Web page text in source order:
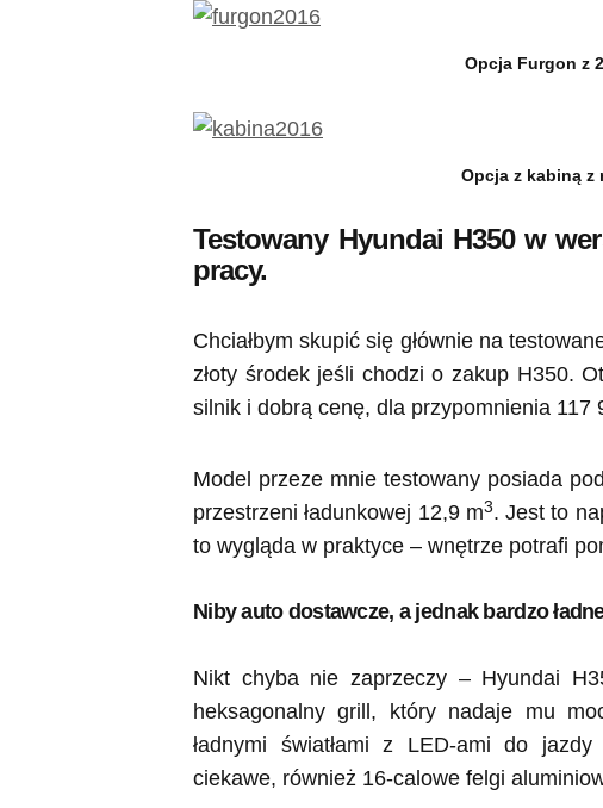
Opcja Furgon z
Opcja z kabiną z
Testowany Hyundai H350 w
pracy.
Chciałbym skupić się głównie na
złoty środek jeśli chodzi o zakup H350.
silnik i dobrą cenę, dla przypomnienia 117
Model przeze mnie testowany posiada
przestrzeni ładunkowej 12,9 m3. Jest to
to wygląda w praktyce – wnętrze potrafi
Niby auto dostawcze, a jednak bardzo
Nikt chyba nie zaprzeczy – Hyundai
heksagonalny grill, który nadaje mu
ładnymi światłami z LED-ami do
ciekawe, również 16-calowe felgi